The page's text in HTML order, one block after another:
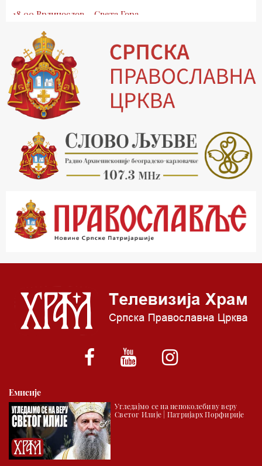
18.00 Врлинослов – Света Гора
19.03 Атлас памћења
19.30 Вечерње молитве
20.00 Вести из Цркве
20.15 Реч архијереја
20.30 Млади у Цркви
21.03 Гугл пита
22.03 Црквена предавања и трибине
23.00 Питања и одговори
00.03 Гугл пита
01.03 Живе речи - подкаст
*најважније вести емитујемо на сваки пун сат
Емисије
Угледајмо се на непоколебиву веру
Светог Илије | Патријарх Порфирије